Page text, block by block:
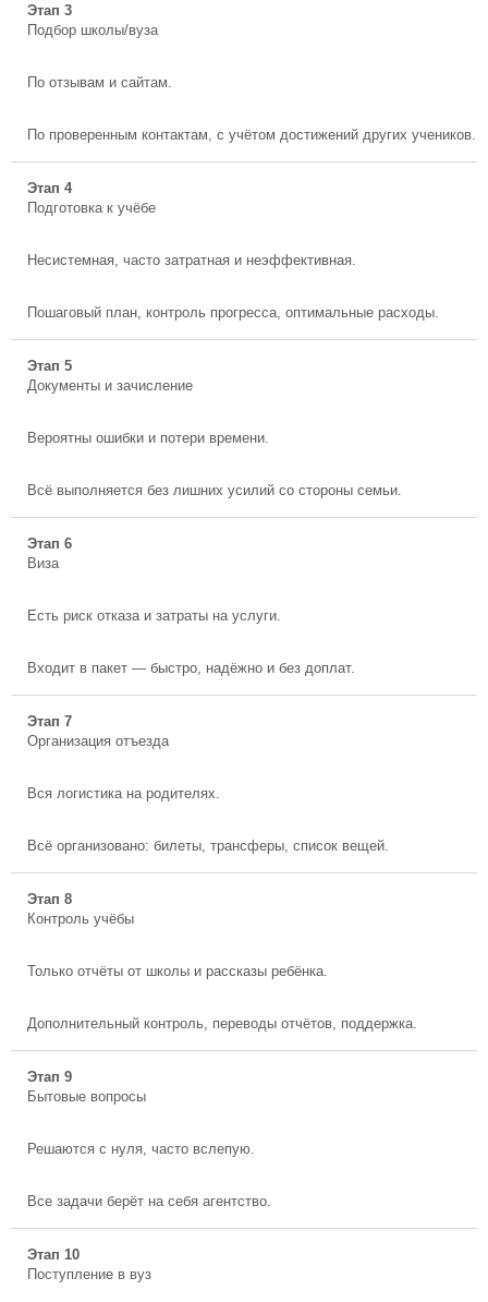
Этап 3
Подбор школы/вуза
По отзывам и сайтам.
По проверенным контактам, с учётом достижений других учеников.
Этап 4
Подготовка к учёбе
Несистемная, часто затратная и неэффективная.
Пошаговый план, контроль прогресса, оптимальные расходы.
Этап 5
Документы и зачисление
Вероятны ошибки и потери времени.
Всё выполняется без лишних усилий со стороны семьи.
Этап 6
Виза
Есть риск отказа и затраты на услуги.
Входит в пакет — быстро, надёжно и без доплат.
Этап 7
Организация отъезда
Вся логистика на родителях.
Всё организовано: билеты, трансферы, список вещей.
Этап 8
Контроль учёбы
Только отчёты от школы и рассказы ребёнка.
Дополнительный контроль, переводы отчётов, поддержка.
Этап 9
Бытовые вопросы
Решаются с нуля, часто вслепую.
Все задачи берёт на себя агентство.
Этап 10
Поступление в вуз